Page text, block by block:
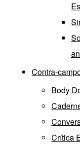
Contra-
Body
Crítica